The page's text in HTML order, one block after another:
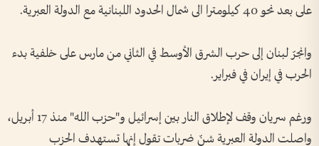
على بعد نحو 40 كيلومترا الى شمال الحدود اللبنانية مع الدولة العبرية.
وانجرّ لبنان إلى حرب الشرق الأوسط في الثاني من مارس على خلفية بدء
الحرب في إيران في فبراير.
ورغم سريان وقف لإطلاق النار بين إسرائيل و"حزب الله" منذ 17 أبريل،
واصلت الدولة العبرية شنّ ضربات تقول إنها تستهدف الحزب